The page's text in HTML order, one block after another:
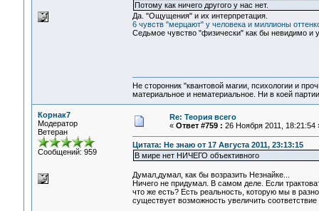
Потому как ничего другого у нас нет.
Да. "Ощущения" и их интерпретация.
6 чувств "мерцают" у человека и миллионы
Седьмое чувство "физически" как бы невидимо и
Не сторонник "квантовой магии, психологии и
материальное и нематериальное. Ни в коей
Корнак7
Модератор
Ветеран
Сообщений: 959
Re: Теория всего
« Ответ #759 : 26 Ноября 2011, 18:21:54
Цитата: Не знаю от 17 Августа 2011, 23:13:15
В мире нет НИЧЕГО объективного
Думал,думал, как бы возразить Незнайке...
Ничего не придумал. В самом деле. Если
что же есть? Есть реальность, которую мы в
существует возможность увеличить